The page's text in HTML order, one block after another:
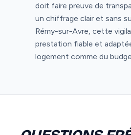
doit faire preuve de
un chiffrage clair et sans
Rémy-sur-Avre, cette
prestation fiable et
logement comme du